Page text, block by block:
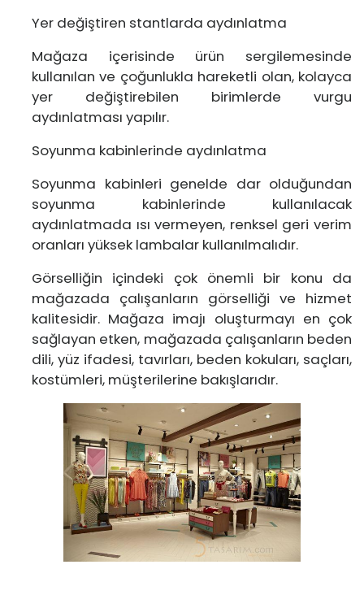
Yer değiştiren stantlarda aydınlatma
Mağaza içerisinde ürün sergilemesinde
kullanılan ve çoğunlukla hareketli olan, kolayca
yer değiştirebilen birimlerde vurgu
aydınlatması yapılır.
Soyunma kabinlerinde aydınlatma
Soyunma kabinleri genelde dar olduğundan
soyunma kabinlerinde kullanılacak
aydınlatmada ısı vermeyen, renksel geri verim
oranları yüksek lambalar kullanılmalıdır.
Görselliğin içindeki çok önemli bir konu da
mağazada çalışanların görselliği ve hizmet
kalitesidir. Mağaza imajı oluşturmayı en çok
sağlayan etken, mağazada çalışanların beden
dili, yüz ifadesi, tavırları, beden kokuları, saçları,
kostümleri, müşterilerine bakışlarıdır.